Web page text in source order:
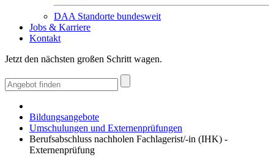
DAA Standorte bundesweit
Jobs & Karriere
Kontakt
Jetzt den nächsten großen Schritt wagen.
Bildungsangebote
Umschulungen und Externenprüfungen
Berufsabschluss nachholen Fachlagerist/-in (IHK) -
Externenprüfung